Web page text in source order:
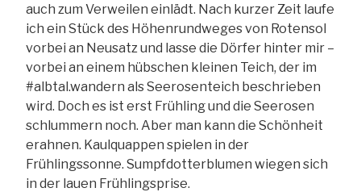
auch zum Verweilen einlädt. Nach kurzer Zeit laufe
ich ein Stück des Höhenrundweges von Rotensol
vorbei an Neusatz und lasse die Dörfer hinter mir –
vorbei an einem hübschen kleinen Teich, der im
#albtal.wandern als Seerosenteich beschrieben
wird. Doch es ist erst Frühling und die Seerosen
schlummern noch. Aber man kann die Schönheit
erahnen. Kaulquappen spielen in der
Frühlingssonne. Sumpfdotterblumen wiegen sich
in der lauen Frühlingsprise.